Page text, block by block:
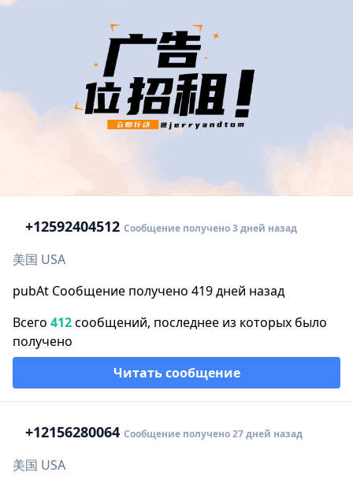
+12592404512 Сообщение получено 3 дней назад
美国 USA
pubAt Сообщение получено 419 дней назад
Всего 412сообщений, последнее из которых было
получено
Читать сообщение
+12156280064 Сообщение получено 27 дней назад
美国 USA